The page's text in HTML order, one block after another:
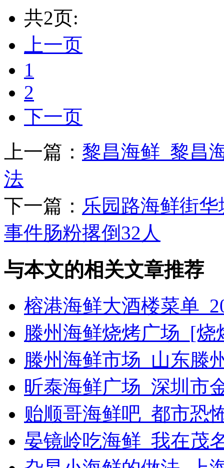
共2页:
上一页
1
2
下一页
上一篇： 黎昌海鲜_黎昌
法
下一篇： 乐园路海鲜街
事件肠粉撂倒32人
与本文的相关文章推荐
榕港海鲜大酒楼菜单
滕州海鲜烧烤广场_[
滕州海鲜市场_山东滕
昕泰海鲜广场_深圳市
贻顺哥海鲜吧_都市恐
晏镜岭吃海鲜_我在茂